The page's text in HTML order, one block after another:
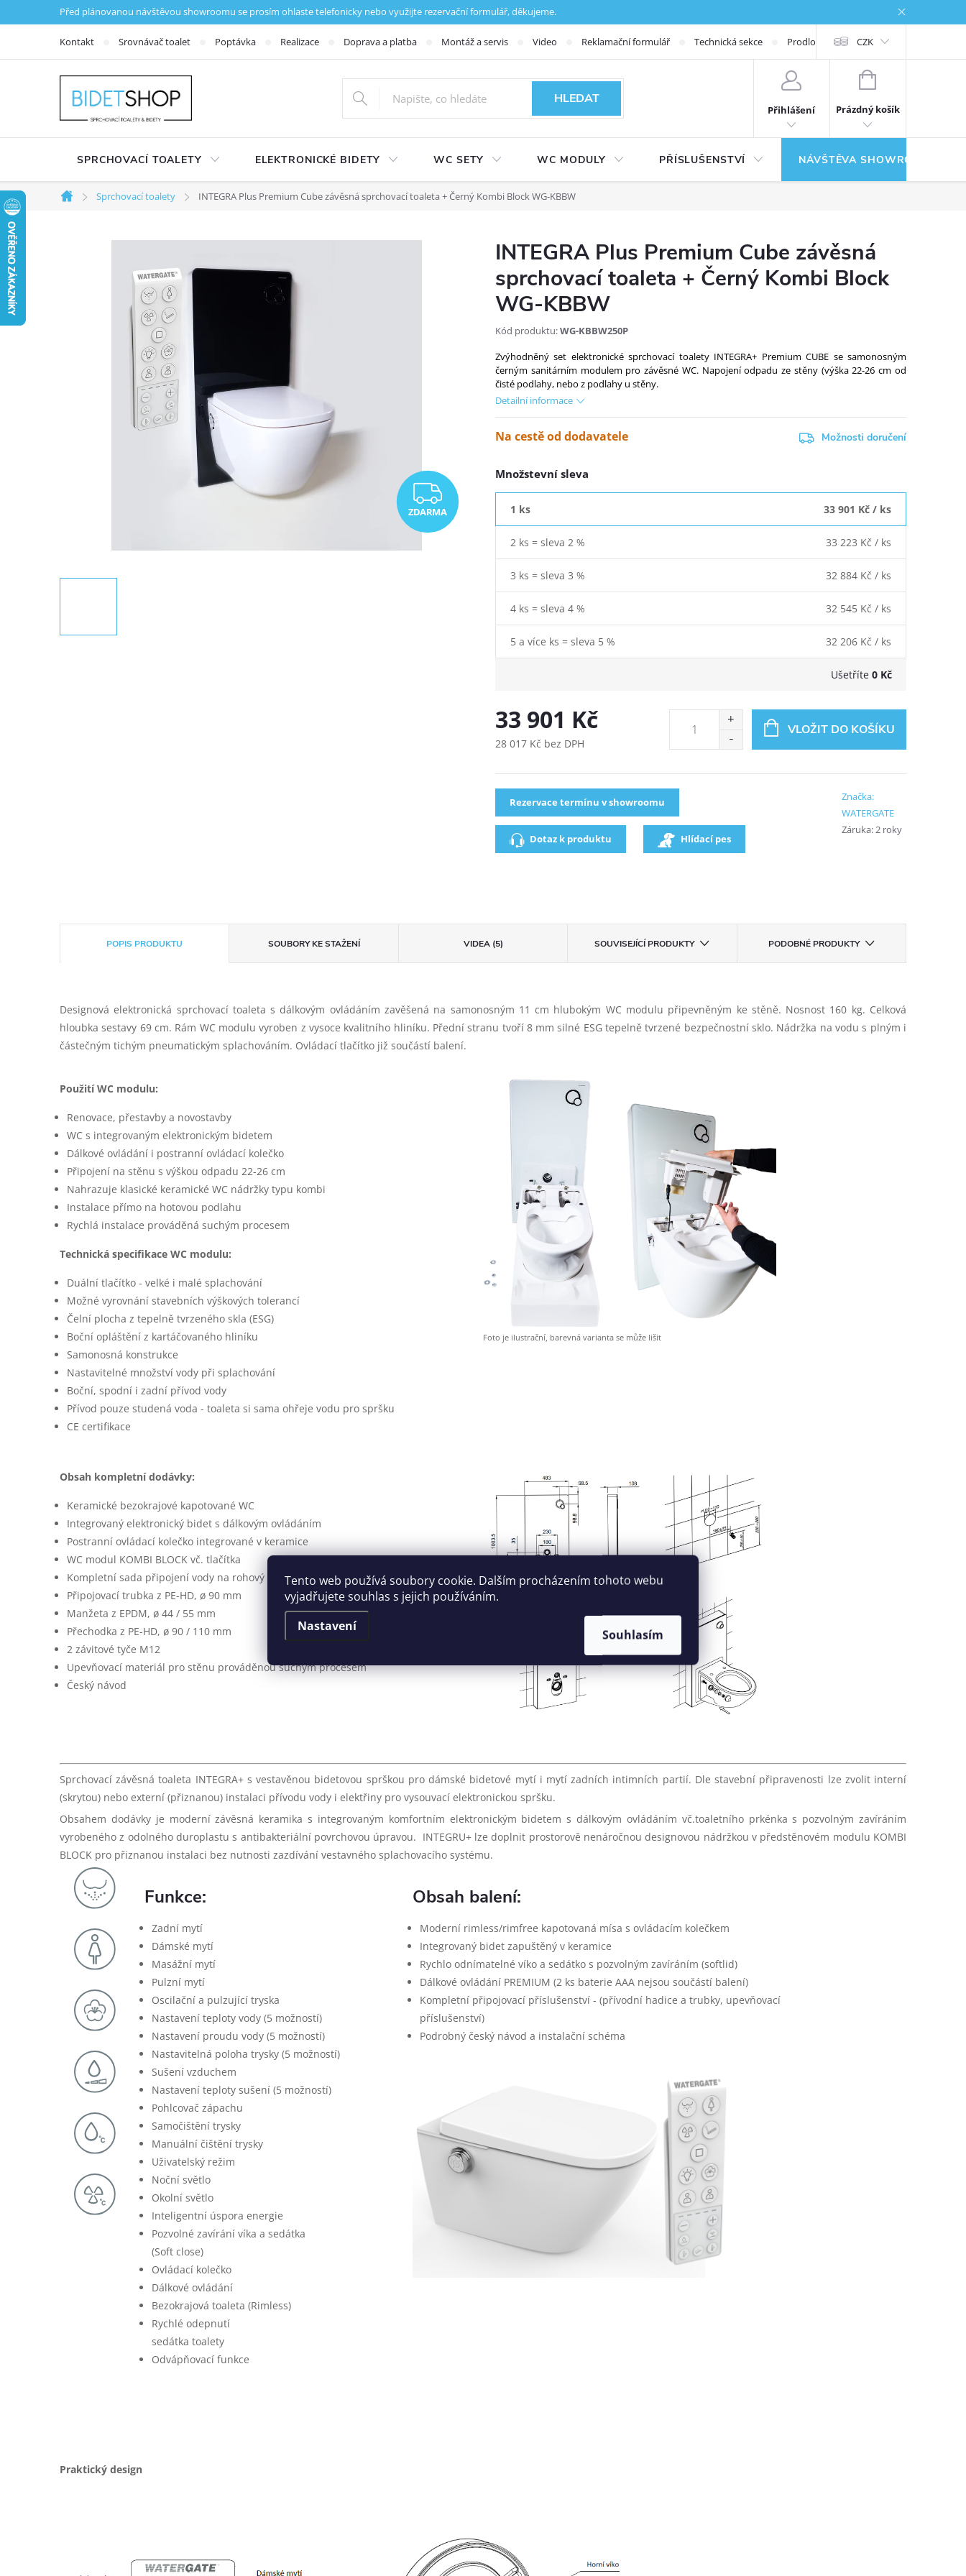
Tento web používá soubory cookie. Dalším procházením tohoto webu
vyjadřujete souhlas s jejich používáním.
Nastavení
Souhlasím
Přejít na obsahPřed plánovanou návštěvou showroomu se prosím ohlaste telefonicky nebo využijte rezervační formulář, děkujeme.
Kontakt Srovnávač toalet Poptávka Realizace Doprava a platba Montáž a servis Video Reklamační formulář Technická sekce Prodloužená záruka
CZK
HLEDAT
Přihlášení
NÁKUPNÍ KOŠÍK
Prázdný košík
SPRCHOVACÍ TOALETY ELEKTRONICKÉ BIDETY WC SETY WC MODULY PŘÍSLUŠENSTVÍ NÁVŠTĚVA SHOWROOMU
Domů
Sprchovací toalety INTEGRA Plus Premium Cube závěsná sprchovací toaleta + Černý Kombi Block WG-KBBW
ZDARMA
ZDARMA
INTEGRA Plus Premium Cube závěsná
sprchovací toaleta + Černý Kombi Block
WG-KBBW
Kód produktu:WG-KBBW250P
Zvýhodněný set elektronické sprchovací toalety INTEGRA+ Premium CUBE se samonosným
černým sanitárním modulem pro závěsné WC. Napojení odpadu ze stěny (výška 22-26 cm od
čisté podlahy, nebo z podlahy u stěny.
Detailní informace
Na cestě od dodavatele Možnosti doručení
Množstevní sleva
1 ks 33 901 Kč / ks
2 ks = sleva 2 % 33 223 Kč / ks
3 ks = sleva 3 % 32 884 Kč / ks
4 ks = sleva 4 % 32 545 Kč / ks
5 a více ks = sleva 5 % 32 206 Kč / ks
Ušetříte 0 Kč
33 901 Kč
28 017 Kč bez DPH
VLOŽIT DO KOŠÍKU
Rezervace termínu v showroomu
Dotaz k produktu Hlídací pes
Značka:
WATERGATE
Záruka:2 roky
POPIS PRODUKTU SOUBORY KE STAŽENÍ VIDEA (5) SOUVISEJÍCÍ PRODUKTY PODOBNÉ PRODUKTY
Designová elektronická sprchovací toaleta s dálkovým ovládáním zavěšená na samonosným 11 cm hlubokým WC modulu připevněným ke stěně. Nosnost 160 kg. Celková
hloubka sestavy 69 cm. Rám WC modulu vyroben z vysoce kvalitního hliníku. Přední stranu tvoří 8 mm silné ESG tepelně tvrzené bezpečnostní sklo. Nádržka na vodu s plným i
částečným tichým pneumatickým splachováním. Ovládací tlačítko již součástí balení.
Použití WC modulu:
Renovace, přestavby a novostavby
WC s integrovaným elektronickým bidetem
Dálkové ovládání i postranní ovládací kolečko
Připojení na stěnu s výškou odpadu 22-26 cm
Nahrazuje klasické keramické WC nádržky typu kombi
Instalace přímo na hotovou podlahu
Rychlá instalace prováděná suchým procesem
Technická specifikace WC modulu:
Duální tlačítko - velké i malé splachování
Možné vyrovnání stavebních výškových tolerancí
Čelní plocha z tepelně tvrzeného skla (ESG)
Boční opláštění z kartáčovaného hliníku
Samonosná konstrukce
Nastavitelné množství vody při splachování
Boční, spodní i zadní přívod vody
Přívod pouze studená voda - toaleta si sama ohřeje vodu pro spršku
CE certifikace
Foto je ilustrační, barevná varianta se může lišit
Obsah kompletní dodávky:
Keramické bezokrajové kapotované WC
Integrovaný elektronický bidet s dálkovým ovládáním
Postranní ovládací kolečko integrované v keramice
WC modul KOMBI BLOCK vč. tlačítka
Kompletní sada připojení vody na rohový ventil R 1/2"
Připojovací trubka z PE-HD, ø 90 mm
Manžeta z EPDM, ø 44 / 55 mm
Přechodka z PE-HD, ø 90 / 110 mm
2 závitové tyče M12
Upevňovací materiál pro stěnu prováděnou suchým procesem
Český návod
Sprchovací závěsná toaleta INTEGRA+ s vestavěnou bidetovou sprškou pro dámské bidetové mytí i mytí zadních intimních partií. Dle stavební připravenosti lze zvolit interní
(skrytou) nebo externí (přiznanou) instalaci přívodu vody i elektřiny pro vysouvací elektronickou spršku.
Obsahem dodávky je moderní závěsná keramika s integrovaným komfortním elektronickým bidetem s dálkovým ovládáním vč.toaletního prkénka s pozvolným zavíráním
vyrobeného z odolného duroplastu s antibakteriální povrchovou úpravou. INTEGRU+ lze doplnit prostorově nenáročnou designovou nádržkou v předstěnovém modulu KOMBI
BLOCK pro přiznanou instalaci bez nutnosti zazdívání vestavného splachovacího systému.
Funkce:
Zadní mytí
Dámské mytí
Masážní mytí
Pulzní mytí
Oscilační a pulzující tryska
Nastavení teploty vody (5 možností)
Nastavení proudu vody (5 možností)
Nastavitelná poloha trysky (5 možností)
Sušení vzduchem
Nastavení teploty sušení (5 možností)
Pohlcovač zápachu
Samočištění trysky
Manuální čištění trysky
Uživatelský režim
Noční světlo
Okolní světlo
Inteligentní úspora energie
Pozvolné zavírání víka a sedátka
(Soft close)
Ovládací kolečko
Dálkové ovládání
Bezokrajová toaleta (Rimless)
Rychlé odepnutí
sedátka toalety
Odvápňovací funkce
Obsah balení:
Moderní rimless/rimfree kapotovaná mísa s ovládacím kolečkem
Integrovaný bidet zapuštěný v keramice
Rychlo odnímatelné víko a sedátko s pozvolným zavíráním (softlid)
Dálkové ovládání PREMIUM (2 ks baterie AAA nejsou součástí balení)
Kompletní připojovací příslušenství - (přívodní hadice a trubky, upevňovací
příslušenství)
Podrobný český návod a instalační schéma
Praktický design​